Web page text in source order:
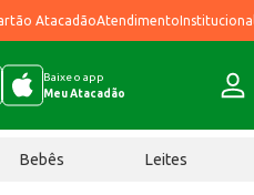
AtacadãoAtendimentoInstitucional
Baixe o app
Meu Atacadão
Bebês Leites